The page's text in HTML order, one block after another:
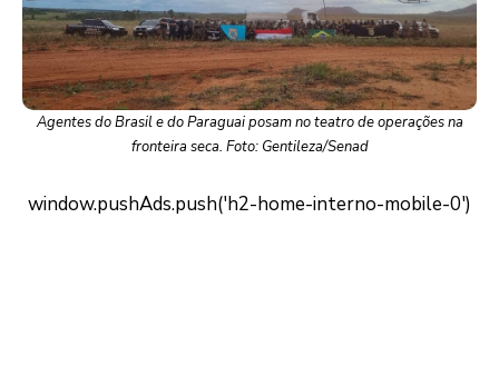
Agentes do Brasil e do Paraguai posam no teatro de operações na
fronteira seca. Foto: Gentileza/Senad